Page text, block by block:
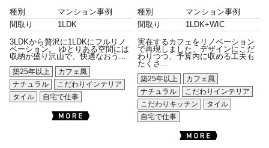
種別
マンション事例
間取り
1LDK
3LDKから贅沢に1LDKにフルリノ
ベーション。 ゆとりある空間には
収納が盛り沢山で、快適なおう...
築25年以上
カフェ風
ナチュラル
こだわりインテリア
タイル
自宅で仕事
種別
マンション事例
間取り
1LDK+WIC
実在するカフェをリノベーション
で再現しました。デザインにこだ
わりつつ、予算内に収める工夫も
たくさ...
築25年以上
カフェ風
ナチュラル
こだわりインテリア
こだわりキッチン
タイル
自宅で仕事